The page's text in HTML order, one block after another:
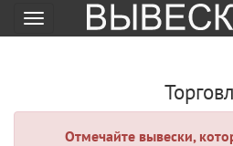
Меню
Отмечайте вывески,